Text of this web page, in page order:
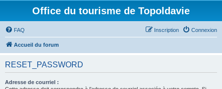
Office du tourisme de Topoldavie
FAQ Connexion
Inscription
Accueil du forum
RESET_PASSWORD
Adresse de courriel :